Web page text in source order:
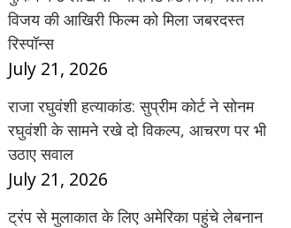
विजय की आखिरी फिल्म को मिला जबरदस्त
रिस्पॉन्स
July 21, 2026
राजा रघुवंशी हत्याकांड: सुप्रीम कोर्ट ने सोनम
रघुवंशी के सामने रखे दो विकल्प, आचरण पर भी
उठाए सवाल
July 21, 2026
ट्रंप से मुलाकात के लिए अमेरिका पहुंचे लेबनान